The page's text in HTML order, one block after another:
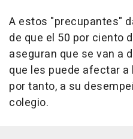
A estos "precupantes"
de que el 50 por ciento
aseguran que se van a
que les puede afectar
por tanto, a su
colegio.